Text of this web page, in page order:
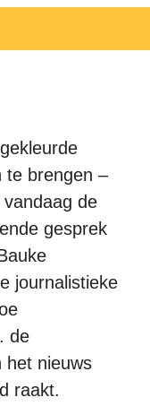
te brengen –
de
gesprek
journalistieke
de
het nieuws
raakt.